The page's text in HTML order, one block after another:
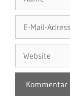
Mail-
Adresse